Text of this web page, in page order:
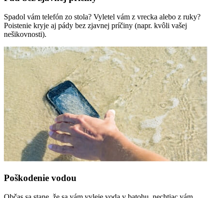
Spadol vám telefón zo stola? Vyletel vám z vrecka alebo z ruky?
Poistenie kryje aj pády bez zjavnej príčiny (napr. kvôli vašej
nešikovnosti).
Poškodenie vodou